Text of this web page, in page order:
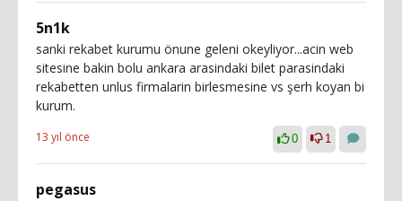
5n1k
sanki rekabet kurumu önune geleni okeyliyor...acin web
sitesine bakin bolu ankara arasindaki bilet parasindaki
rekabetten unlus firmalarin birlesmesine vs şerh koyan bi
kurum.
13 yıl önce 0 1
pegasus